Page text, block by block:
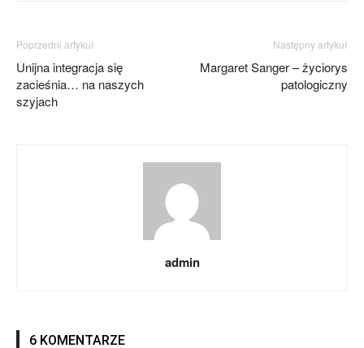
Poprzedni artykuł
Unijna integracja się
zacieśnia… na naszych
szyjach
Następny artykuł
Margaret Sanger – życiorys
patologiczny
admin
6 KOMENTARZE